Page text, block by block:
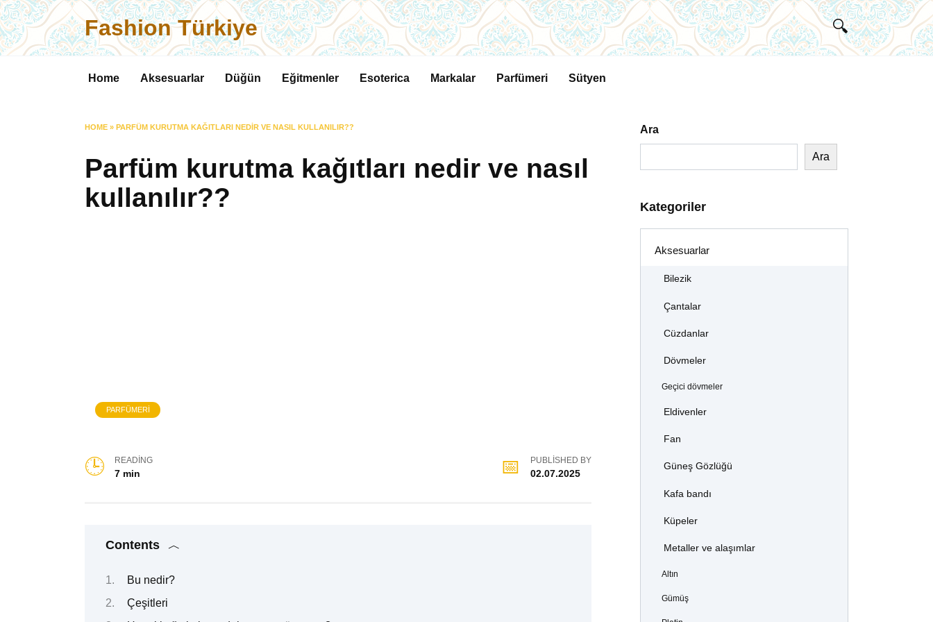
Skip
to
content
Fashion Türkiye
Home Aksesuarlar Düğün Eğitmenler Esoterica Markalar Parfümeri Sütyen
HOME » PARFÜM KURUTMA KAĞITLARI NEDIR VE NASIL KULLANILIR??
Parfüm kurutma kağıtları nedir ve nasıl
kullanılır??
PARFÜMERI
READING
7 min
PUBLISHED BY
02.07.2025
Contents
Bu nedir?
Çeşitleri
Ara
Ara
Kategoriler
Aksesuarlar
Bilezik
Çantalar
Cüzdanlar
Dövmeler
Geçici dövmeler
Eldivenler
Fan
Güneş Gözlüğü
Kafa bandı
Küpeler
Metaller ve alaşımlar
Altın
Gümüş